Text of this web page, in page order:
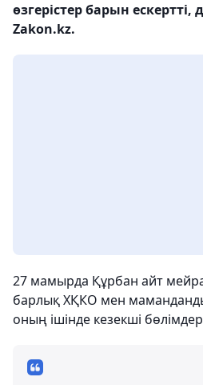
өзгерістер барын
Zakon.kz.
27 мамырда Құрбан айт
барлық ХҚКО мен
оның ішінде кезекші